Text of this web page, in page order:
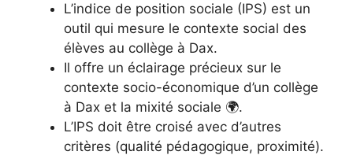
L’indice de position sociale (IPS) est un
outil qui mesure le contexte social des
élèves au collège à Dax.
Il offre un éclairage précieux sur le
contexte socio-économique d’un collège
à Dax et la mixité sociale 🌍.
L’IPS doit être croisé avec d’autres
critères (qualité pédagogique, proximité).